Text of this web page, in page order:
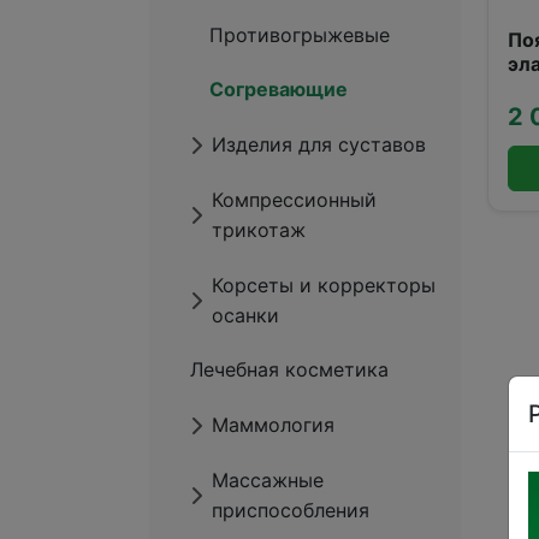
Противогрыжевые
Согревающие
Изделия для суставов
Компрессионный
трикотаж
Корсеты и корректоры
осанки
Лечебная косметика
Маммология
Массажные
приспособления
2